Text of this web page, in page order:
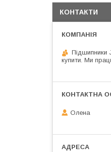
КОНТАКТИ
Підшипники
купити. Ми
Олена